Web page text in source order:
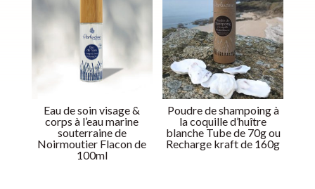
Eau de soin visage &
corps à l’eau marine
souterraine de
Noirmoutier Flacon de
100ml
Poudre de shampoing à
la coquille d’huître
blanche Tube de 70g ou
Recharge kraft de 160g